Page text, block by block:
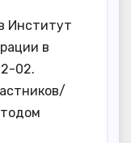
Институт
в
02.